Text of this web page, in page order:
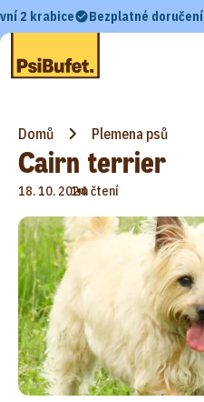
2 krabice Bezplatné doručení
Domů Plemena psů
Cairn terrier
18. 10. 2024
•
1m čtení